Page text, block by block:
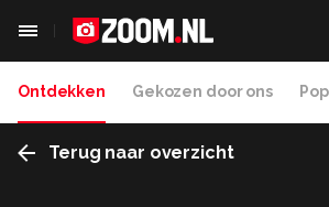
Ontdekken Gekozen door ons
Terug naar overzicht